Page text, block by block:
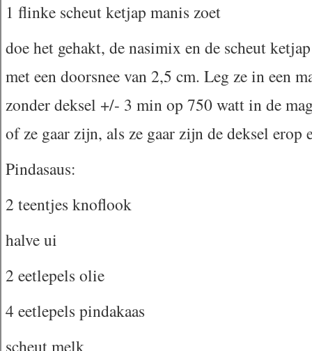
1 flinke scheut ketjap manis zoet
doe het gehakt, de nasimix en de scheut
met een doorsnee van 2,5 cm. Leg ze in een
zonder deksel +/- 3 min op 750 watt in de
of ze gaar zijn, als ze gaar zijn de deksel erop
Pindasaus:
2 teentjes knoflook
halve ui
2 eetlepels olie
4 eetlepels pindakaas
scheut melk